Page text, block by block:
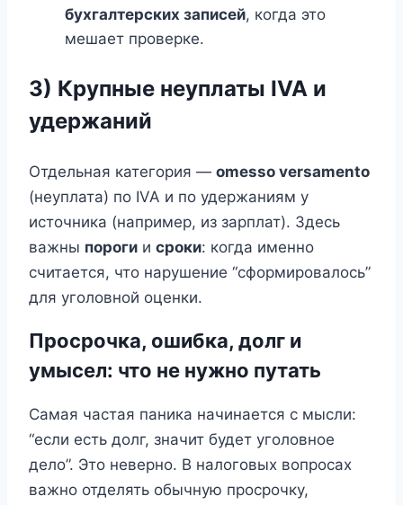
бухгалтерских записей, когда это
мешает проверке.
3) Крупные неуплаты IVA и
удержаний
Отдельная категория — omesso versamento
(неуплата) по IVA и по удержаниям у
источника (например, из зарплат). Здесь
важны пороги и сроки: когда именно
считается, что нарушение “сформировалось”
для уголовной оценки.
Просрочка, ошибка, долг и
умысел: что не нужно путать
Самая частая паника начинается с мысли:
“если есть долг, значит будет уголовное
дело”. Это неверно. В налоговых вопросах
важно отделять обычную просрочку,